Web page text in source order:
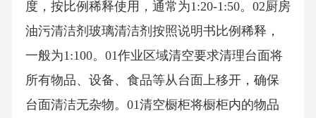
度，按比例稀释使用，通常为1:20-1:50。02厨房
油污清洁剂玻璃清洁剂按照说明书比例稀释，
一般为1:100。01作业区域清空要求清理台面将
所有物品、设备、食品等从台面上移开，确保
台面清洁无杂物。01清空橱柜将橱柜内的物品